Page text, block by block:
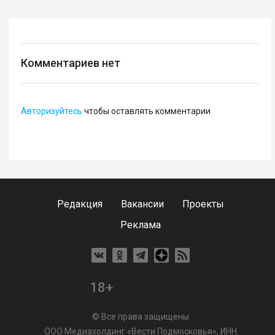
Комментариев нет
Авторизуйтесь чтобы оставлять комментарии
Редакция Вакансии
Проекты
Реклама
18+
© Все права защищены
ООО Медиахолдинг «Вести Подмосковья», ИНН